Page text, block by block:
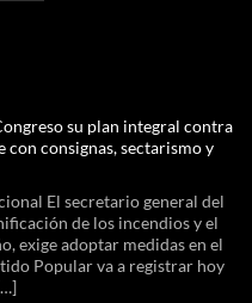
su plan integral contra
con consignas, sectarismo y
El secretario general del
de los incendios y el
exige adoptar medidas en el
Popular va a registrar hoy